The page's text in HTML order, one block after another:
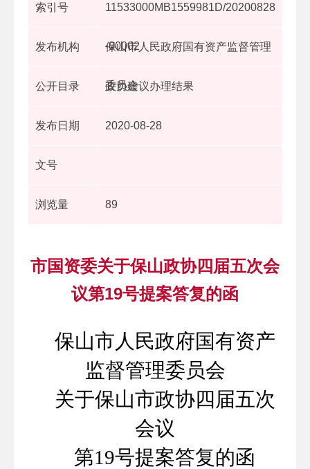
索引号 11533000MB1559981D/20200828
-00002
发布机构 保山市人民政府国有资产监督管理
委员会
公开目录 政协建议办理结果
发布日期 2020-08-28
文号
浏览量 89
市国资委关于保山政协四届五次会
议第19号提案答复的函
保山市人民政府国有资产
监督管理委员会
关于保山市政协四届五次
会议
第19号提案答复的函